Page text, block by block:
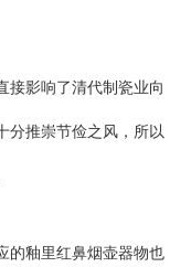
接影响了清代制瓷业向
分推崇节俭之风，所以
的釉里红鼻烟壶器物也